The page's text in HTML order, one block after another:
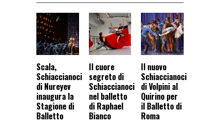
Scala,
Schiaccianoci
di Nureyev
inaugura la
Stagione di
Balletto
Il cuore
segreto di
Schiaccianoci
nel balletto
di Raphael
Bianco
Il nuovo
Schiaccianoci
di Volpini al
Quirino per
il Balletto di
Roma